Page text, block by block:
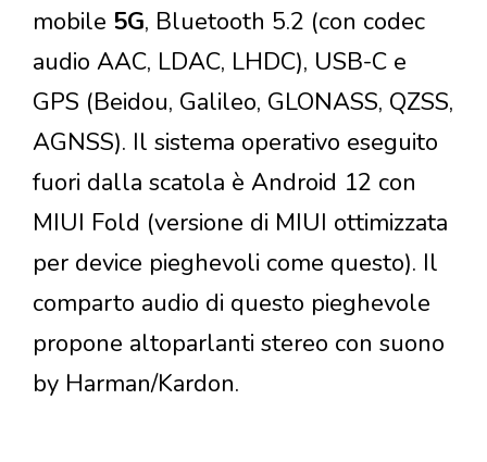
mobile 5G, Bluetooth 5.2 (con codec
audio AAC, LDAC, LHDC), USB-C e
GPS (Beidou, Galileo, GLONASS, QZSS,
AGNSS). Il sistema operativo eseguito
fuori dalla scatola è Android 12 con
MIUI Fold (versione di MIUI ottimizzata
per device pieghevoli come questo). Il
comparto audio di questo pieghevole
propone altoparlanti stereo con suono
by Harman/Kardon.